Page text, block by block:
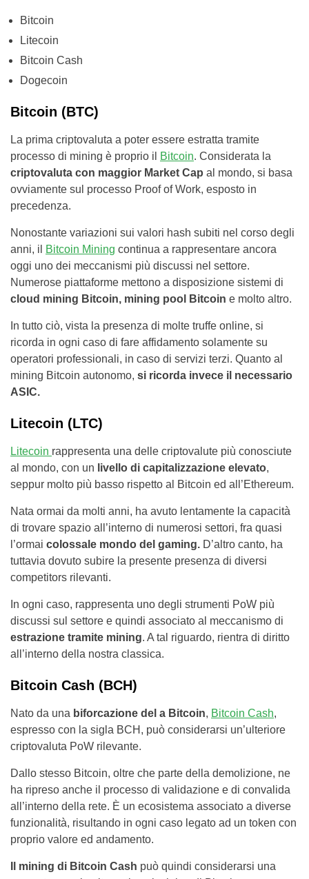
Bitcoin
Litecoin
Bitcoin Cash
Dogecoin
Bitcoin (BTC)
La prima criptovaluta a poter essere estratta tramite
processo di mining è proprio il
Bitcoin. Considerata la
criptovaluta con maggior Market Cap al mondo, si basa
ovviamente sul processo Proof of Work, esposto in
precedenza.
Nonostante variazioni sui valori hash subiti nel corso degli
anni, il
Bitcoin Mining continua a rappresentare ancora
oggi uno dei meccanismi più discussi nel settore.
Numerose piattaforme mettono a disposizione sistemi di
cloud mining Bitcoin, mining pool Bitcoin e molto altro.
In tutto ciò, vista la presenza di molte truffe online, si
ricorda in ogni caso di fare affidamento solamente su
operatori professionali, in caso di servizi terzi. Quanto al
mining Bitcoin autonomo, si ricorda invece il necessario
ASIC.
Litecoin (LTC)
Litecoin rappresenta una delle criptovalute più conosciute
al mondo, con un livello di capitalizzazione elevato,
seppur molto più basso rispetto al Bitcoin ed all’Ethereum.
Nata ormai da molti anni, ha avuto lentamente la capacità
di trovare spazio all’interno di numerosi settori, fra quasi
l’ormai colossale mondo del gaming. D’altro canto, ha
tuttavia dovuto subire la presente presenza di diversi
competitors rilevanti.
In ogni caso, rappresenta uno degli strumenti PoW più
discussi sul settore e quindi associato al meccanismo di
estrazione tramite mining. A tal riguardo, rientra di diritto
all’interno della nostra classica.
Bitcoin Cash (BCH)
Nato da una biforcazione del a Bitcoin, Bitcoin Cash,
espresso con la sigla BCH, può considerarsi un’ulteriore
criptovaluta PoW rilevante.
Dallo stesso Bitcoin, oltre che parte della demolizione, ne
ha ripreso anche il processo di validazione e di convalida
all’interno della rete. È un ecosistema associato a diverse
funzionalità, risultando in ogni caso legato ad un token con
proprio valore ed andamento.
Il mining di Bitcoin Cash può quindi considerarsi una